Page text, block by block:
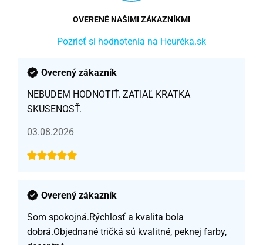
OVERENÉ NAŠIMI ZÁKAZNÍKMI
Pozrieť si hodnotenia na Heuréka.sk
Overený zákazník
NEBUDEM HODNOTIŤ. ZATIAĽ KRATKA
SKUSENOSŤ.
03.08.2026
Overený zákazník
Som spokojná.Rýchlosť a kvalita bola
dobrá.Objednané tričká sú kvalitné, peknej farby,